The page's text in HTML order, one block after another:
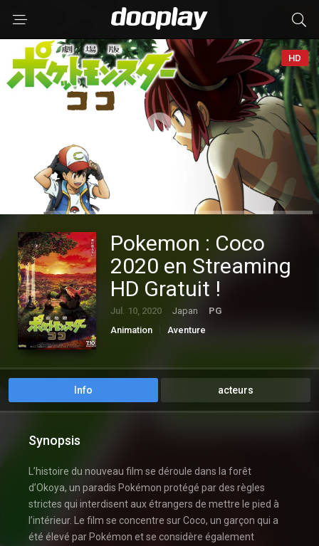
HD
Pokemon : Coco
2020 en Streaming
HD Gratuit !
Jul. 10, 2020 Japan
PG
Animation
Aventure
Info acteurs
Synopsis
L’histoire du nouveau film se déroule dans la forêt
d’Okoya, un paradis Pokémon protégé par des règles
strictes qui interdisent aux étrangers de mettre le pied à
l’intérieur. Le film se concentre sur Coco, un garçon qui a
été élevé par Pokémon et se considère également